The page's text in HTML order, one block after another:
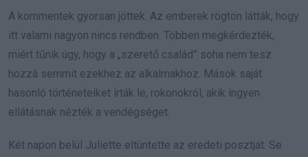
A kommentek gyorsan jöttek. Az emberek rögtön látták, hogy
itt valami nagyon nincs rendben. Többen megkérdezték,
miért tűnik úgy, hogy a „szerető család” soha nem tesz
hozzá semmit ezekhez az alkalmakhoz. Mások saját
hasonló történeteiket írták le, rokonokról, akik ingyen
ellátásnak nézték a vendégséget.
Két napon belül Juliette eltüntette az eredeti posztját. Se